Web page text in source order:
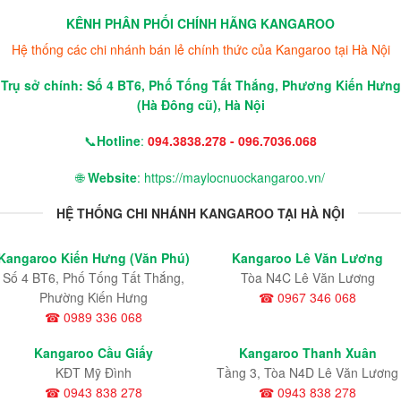
KÊNH PHÂN PHỐI CHÍNH HÃNG KANGAROO
Hệ thống các chi nhánh bán lẻ chính thức của Kangaroo tại Hà Nội
Trụ sở chính: Số 4 BT6, Phố Tống Tất Thắng, Phương Kiến Hưng
(Hà Đông cũ), Hà Nội
📞Hotline: 094.3838.278 - 096.7036.068
🌐Website: https://maylocnuockangaroo.vn/
HỆ THỐNG CHI NHÁNH KANGAROO TẠI HÀ NỘI
Kiến Hưng (Văn Phú)
Số 4 BT6, Phố Tống Tất Thắng,
Phường Kiến Hưng
☎ 0989 336 068
Kangaroo Lê Văn Lương
Tòa N4C Lê Văn Lương
☎ 0967 346 068
Kangaroo Cầu Giấy
KĐT Mỹ Đình
☎ 0943 838 278
Kangaroo Thanh Xuân
Tầng 3, Tòa N4D Lê Văn Lương
☎ 0943 838 278